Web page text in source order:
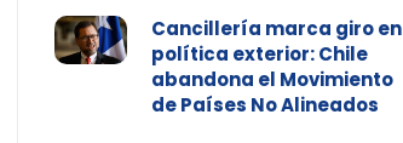
Cancillería marca giro en
política exterior: Chile
abandona el Movimiento
de Países No Alineados